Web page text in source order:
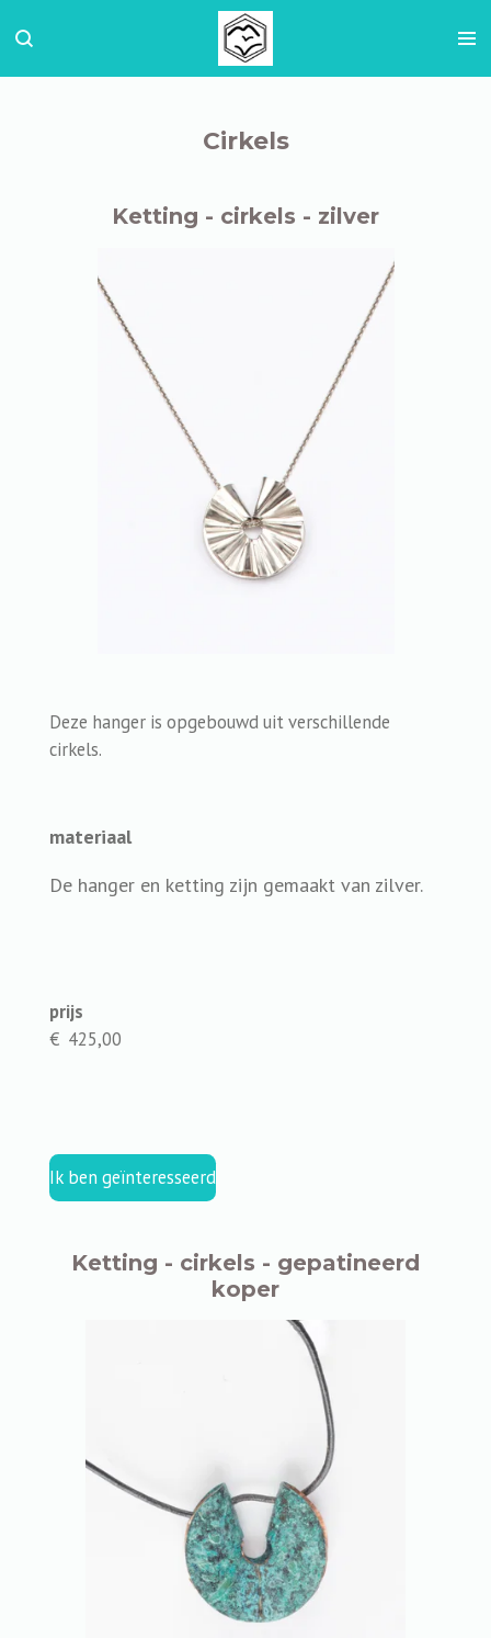
direct
naar
Cirkels
Ketting - cirkels - zilver
Deze hanger is opgebouwd uit verschillende
cirkels.
materiaal
De hanger en ketting zijn gemaakt van zilver.
prijs
€ 425,00
Ik ben geïnteresseerd
Ketting - cirkels - gepatineerd
koper